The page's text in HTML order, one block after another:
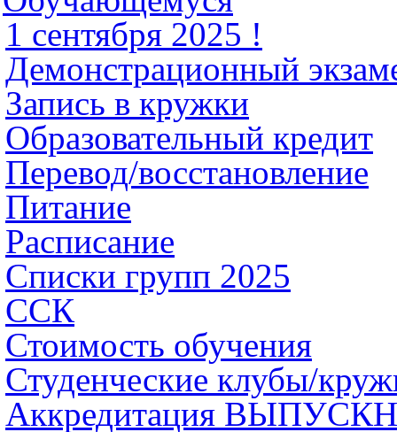
1 сентября 2025 !
Демонстрационный
Запись в кружки
Образовательный кредит
Перевод/восстановление
Питание
Расписание
Списки групп 2025
ССК
Стоимость обучения
Студенческие клубы/
Аккредитация